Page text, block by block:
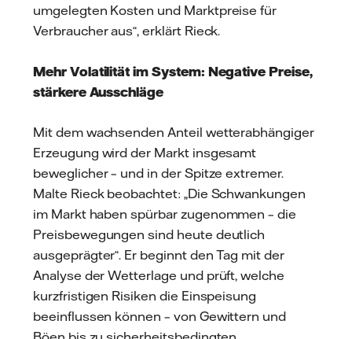
umgelegten Kosten und Marktpreise für
Verbraucher aus“, erklärt Rieck.
Mehr Volatilität im System: Negative Preise,
stärkere Ausschläge
Mit dem wachsenden Anteil wetterabhängiger
Erzeugung wird der Markt insgesamt
beweglicher – und in der Spitze extremer.
Malte Rieck beobachtet: „Die Schwankungen
im Markt haben spürbar zugenommen – die
Preisbewegungen sind heute deutlich
ausgeprägter“. Er beginnt den Tag mit der
Analyse der Wetterlage und prüft, welche
kurzfristigen Risiken die Einspeisung
beeinflussen können – von Gewittern und